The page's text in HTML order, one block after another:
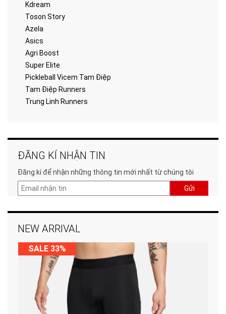
Kdream
Toson Story
Azela
Asics
Agri Boost
Super Elite
Pickleball Vicem Tam Điệp
Tam Điệp Runners
Trung Linh Runners
ĐĂNG KÍ NHẬN TIN
Đăng kí để nhận những thông tin mới nhất từ chúng tôi
Gửi
NEW ARRIVAL
SALE 33%